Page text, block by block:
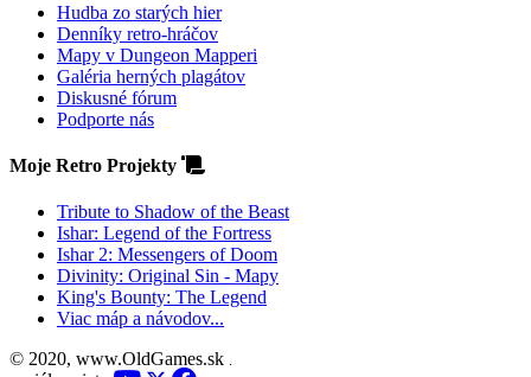
Hudba zo starých hier
Denníky retro-hráčov
Mapy v Dungeon Mapperi
Galéria herných plagátov
Diskusné fórum
Podporte nás
Moje Retro Projekty
Tribute to Shadow of the Beast
Ishar: Legend of the Fortress
Ishar 2: Messengers of Doom
Divinity: Original Sin - Mapy
King's Bounty: The Legend
Viac máp a návodov...
© 2020, www.OldGames.sk .